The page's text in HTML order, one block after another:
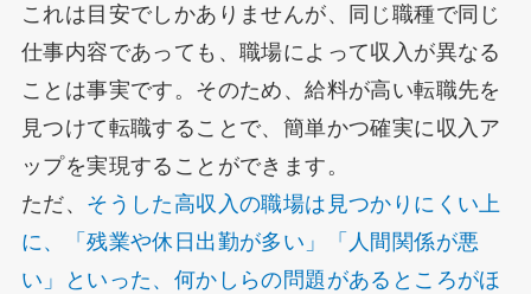
これは目安でしかありませんが、同じ職種で同じ
仕事内容であっても、職場によって収入が異なる
ことは事実です。そのため、給料が高い転職先を
見つけて転職することで、簡単かつ確実に収入ア
ップを実現することができます。
ただ、 そうした高収入の職場は見つかりにくい上
に、「残業や休日出勤が多い」「人間関係が悪
い」といった、何かしらの問題があるところがほ